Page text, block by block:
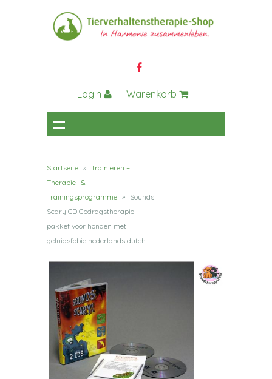
Login Warenkorb
Startseite » Trainieren –
Therapie- &
Trainingsprogramme » Sounds
Scary CD Gedragstherapie
pakket voor honden met
geluidsfobie nederlands dutch